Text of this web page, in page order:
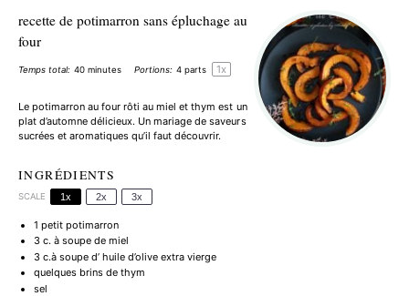
recette de potimarron sans épluchage au
four
Temps total: 40 minutes Portions: 4parts 1x
Le potimarron au four rôti au miel et thym est un
plat d’automne délicieux. Un mariage de saveurs
sucrées et aromatiques qu’il faut découvrir.
INGRÉDIENTS
SCALE 1x 2x 3x
1 petit potimarron
3c. à soupe de miel
3c.à soupe d’ huile d’olive extra vierge
quelques brins de thym
sel